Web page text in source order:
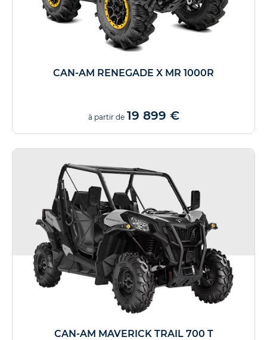
CAN-AM RENEGADE X MR 1000R
à partir de 19 899 €
CAN-AM MAVERICK TRAIL 700 T